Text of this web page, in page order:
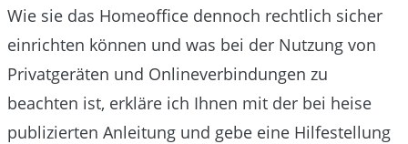
Wie sie das Homeoffice dennoch rechtlich sicher
einrichten können und was bei der Nutzung von
Privatgeräten und Onlineverbindungen zu
beachten ist, erkläre ich Ihnen mit der bei heise
publizierten Anleitung und gebe eine Hilfestellung